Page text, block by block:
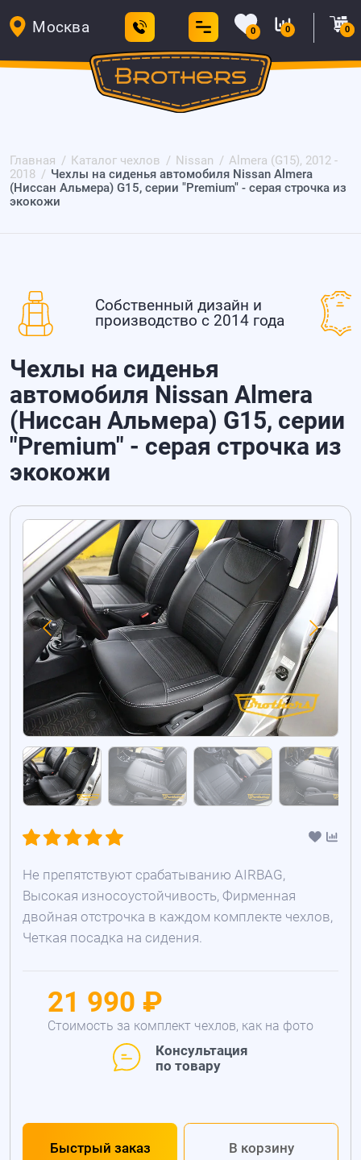
Москва 0 0 0
Главная Каталог чехлов Nissan
Almera (G15), 2012 -
2018
Чехлы на сиденья автомобиля Nissan Almera
(Ниссан Альмера) G15, серии "Premium" - серая строчка из
экокожи
Собственный дизайн и
производство с 2014 года
Чехлы на сиденья
автомобиля Nissan Almera
(Ниссан Альмера) G15, серии
"Premium" - серая строчка из
экокожи
Не препятствуют срабатыванию AIRBAG,
Высокая износоустойчивость, Фирменная
двойная отстрочка в каждом комплекте чехлов,
Четкая посадка на сидения.
21 990 ₽
Стоимость за комплект чехлов, как на фото
Консультация
по товару
Быстрый заказ В корзину